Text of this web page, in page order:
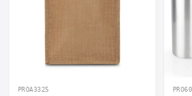
PROA3325